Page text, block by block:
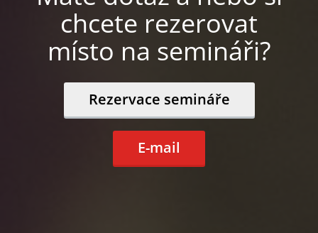
chcete rezerovat
místo na semináři?
Rezervace semináře
E-mail